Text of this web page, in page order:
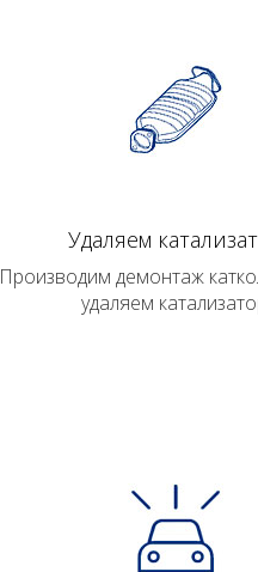
Удаляем
Производим демонтаж
удаляем